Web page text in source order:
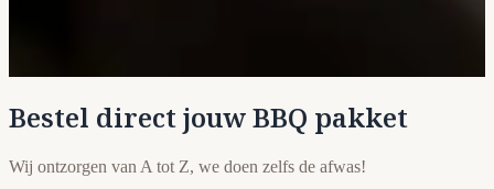
Bestel direct jouw BBQ pakket
Wij ontzorgen van A tot Z, we doen zelfs de afwas!